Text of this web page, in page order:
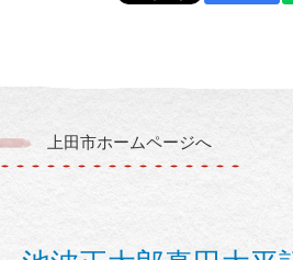
上田市ホームページへ